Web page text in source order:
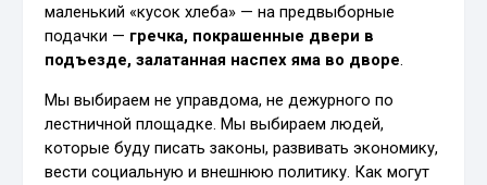
маленький «кусок хлеба» — на предвыборные
подачки — гречка, покрашенные двери в
подъезде, залатанная наспех яма во дворе.
Мы выбираем не управдома, не дежурного по
лестничной площадке. Мы выбираем людей,
которые буду писать законы, развивать экономику,
вести социальную и внешнюю политику. Как могут